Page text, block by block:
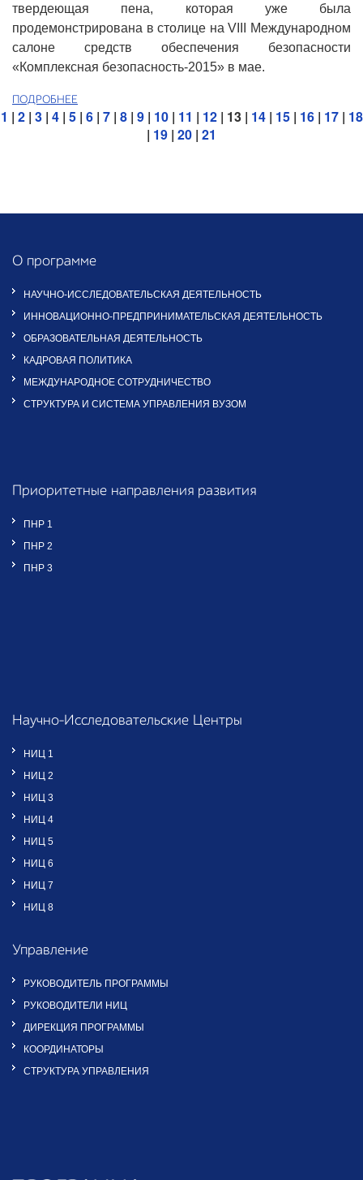
твердеющая пена, которая уже была
продемонстрирована в столице на VIII Международном
салоне средств обеспечения безопасности
«Комплексная безопасность-2015» в мае.
ПОДРОБНЕЕ
1 | 2| 3| 4| 5| 6| 7| 8| 9| 10| 11 | 12| 13 | 14| 15| 16| 17| 18
| 19 | 20 | 21
О программе
НАУЧНО-ИССЛЕДОВАТЕЛЬСКАЯ ДЕЯТЕЛЬНОСТЬ
ИННОВАЦИОННО-ПРЕДПРИНИМАТЕЛЬСКАЯ ДЕЯТЕЛЬНОСТЬ
ОБРАЗОВАТЕЛЬНАЯ ДЕЯТЕЛЬНОСТЬ
КАДРОВАЯ ПОЛИТИКА
МЕЖДУНАРОДНОЕ СОТРУДНИЧЕСТВО
СТРУКТУРА И СИСТЕМА УПРАВЛЕНИЯ ВУЗОМ
Приоритетные направления развития
ПНР 1
ПНР 2
ПНР 3
Научно-Исследовательские Центры
НИЦ 1
НИЦ 2
НИЦ 3
НИЦ 4
НИЦ 5
НИЦ 6
НИЦ 7
НИЦ 8
Управление
РУКОВОДИТЕЛЬ ПРОГРАММЫ
РУКОВОДИТЕЛИ НИЦ
ДИРЕКЦИЯ ПРОГРАММЫ
КООРДИНАТОРЫ
СТРУКТУРА УПРАВЛЕНИЯ